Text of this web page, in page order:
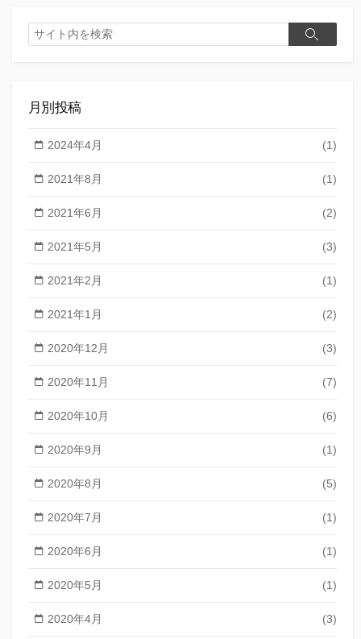
検
索
検
月別投稿
2024年4月 (1)
2021年8月 (1)
2021年6月 (2)
2021年5月 (3)
2021年2月 (1)
2021年1月 (2)
2020年12月 (3)
2020年11月 (7)
2020年10月 (6)
2020年9月 (1)
2020年8月 (5)
2020年7月 (1)
2020年6月 (1)
2020年5月 (1)
2020年4月 (3)